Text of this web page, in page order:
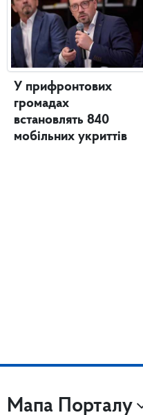
У прифронтових
громадах
встановлять 840
мобільних укриттів
Мапа Порталу